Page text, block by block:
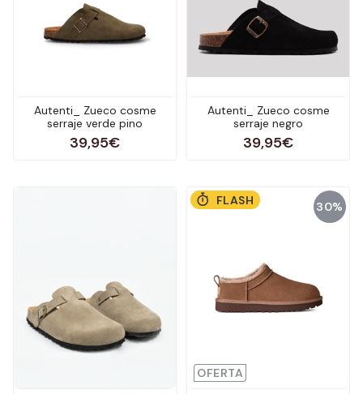
Autenti_ Zueco cosme
serraje verde pino
39,95€
Autenti_ Zueco cosme
serraje negro
39,95€
30%
OFERTA
FLASH